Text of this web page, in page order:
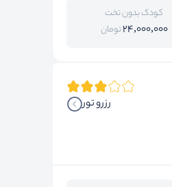
کودک بدون تخت
24,000,000تومان
رزرو تور